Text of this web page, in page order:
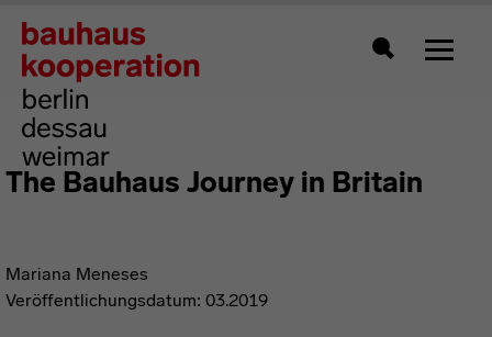
Zeigt
The Bauhaus Journey in Britain
Mariana Meneses
Veröffentlichungsdatum: 03.2019